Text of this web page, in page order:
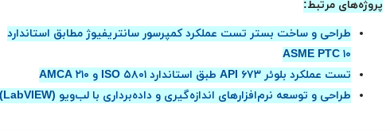
پروژه‌های مرتبط:
طراحی و ساخت بستر تست عملکرد کمپرسور سانتریفیوژ مطابق استاندارد
ASME PTC ۱۰
تست عملکرد بلوئر API ۶۷۳ طبق استاندارد ISO ۵۸۰۱ و AMCA ۲۱۰
طراحی و توسعه نرم‌افزارهای اندازه‌گیری و داده‌برداری با لب‌ویو (LabVIEW)